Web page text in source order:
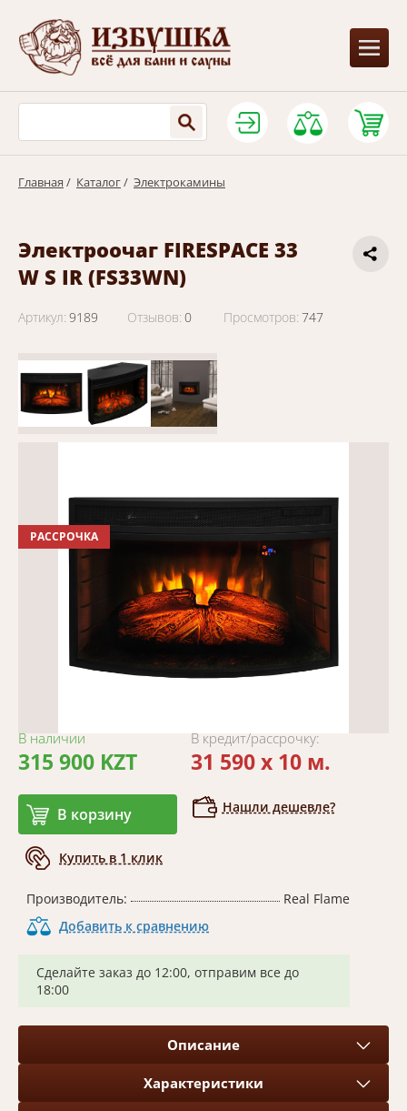
Главная / Каталог/ Электрокамины
Электроочаг FIRESPACE 33
W S IR (FS33WN)
Артикул: 9189 Отзывов: 0 Просмотров: 747
РАССРОЧКА
В наличии
315 900 KZT
В корзину
Купить в 1 клик
В кредит/рассрочку:
31 590 x 10 м.
Нашли дешевле?
Производитель:
Real Flame
Добавить к сравнению
Сделайте заказ до 12:00, отправим все до
18:00
Описание
Характеристики